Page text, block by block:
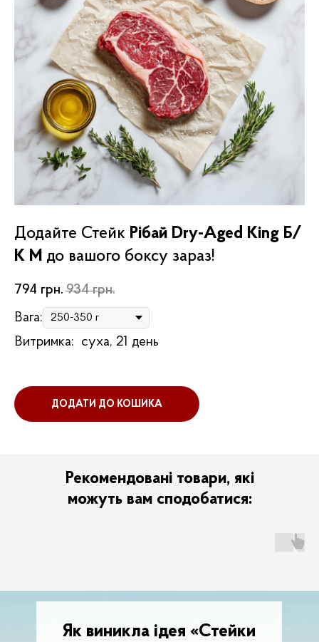
Додайте Стейк Рібай Dry-Aged King Б/
К M до вашого боксу зараз!
794 грн. 934 грн.
Вага:
Витримка: суха, 21 день
ДОДАТИ ДО КОШИКА
Рекомендовані товари, які
можуть вам сподобатися:
Як виникла ідея «Стейки